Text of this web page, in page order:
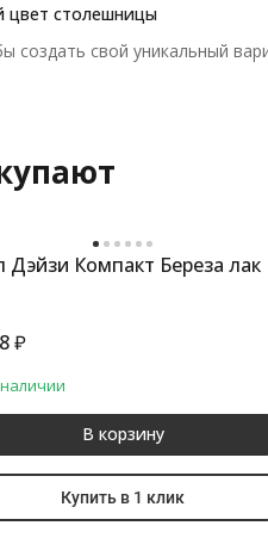
цвет столешницы
создать свой уникальный
Дэйзи Компакт Береза лак
₽
В корзину
Купить в 1 клик